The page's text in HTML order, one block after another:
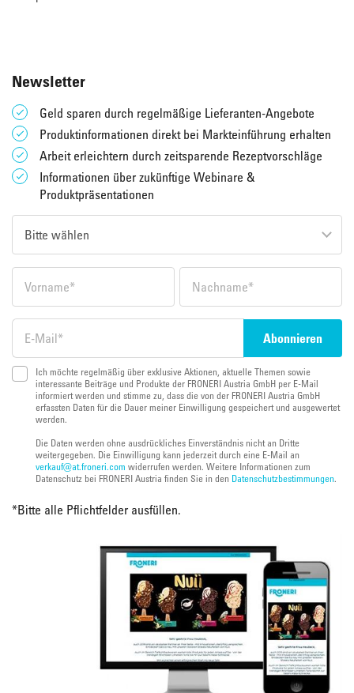
Newsletter
Geld sparen durch regelmäßige Lieferanten-Angebote
Produktinformationen direkt bei Markteinführung erhalten
Arbeit erleichtern durch zeitsparende Rezeptvorschläge
Informationen über zukünftige Webinare &
Produktpräsentationen
Ich möchte regelmäßig über exklusive Aktionen, aktuelle Themen sowie
interessante Beiträge und Produkte der FRONERI Austria GmbH per E-Mail
informiert werden und stimme zu, dass die von der FRONERI Austria GmbH
erfassten Daten für die Dauer meiner Einwilligung gespeichert und ausgewertet
werden.
Die Daten werden ohne ausdrückliches Einverständnis nicht an Dritte
weitergegeben. Die Einwilligung kann jederzeit durch eine E-Mail an
verkauf@at.froneri.com widerrufen werden. Weitere Informationen zum
Datenschutz bei FRONERI Austria finden Sie in den Datenschutzbestimmungen.
*Bitte alle Pflichtfelder ausfüllen.